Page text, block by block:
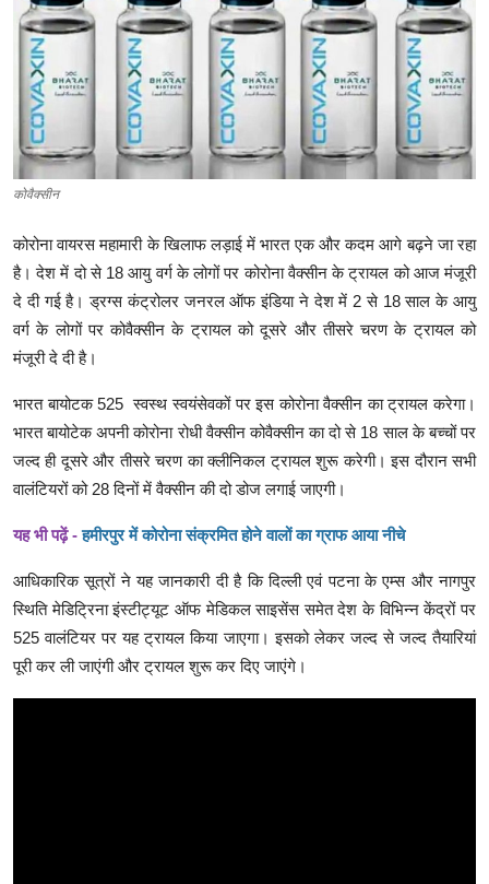
मनोरंजन
गैलरी
कोवैक्सीन
कोरोना वायरस महामारी के खिलाफ लड़ाई में भारत एक और कदम आगे बढ़ने जा रहा
है। देश में दो से 18 आयु वर्ग के लोगों पर कोरोना वैक्सीन के ट्रायल को आज मंजूरी
दे दी गई है। ड्रग्स कंट्रोलर जनरल ऑफ इंडिया ने देश में 2 से 18 साल के आयु
वर्ग के लोगों पर कोवैक्सीन के ट्रायल को दूसरे और तीसरे चरण के ट्रायल को
मंजूरी दे दी है।
भारत बायोटक 525 स्वस्थ स्वयंसेवकों पर इस कोरोना वैक्सीन का ट्रायल करेगा।
भारत बायोटेक अपनी कोरोना रोधी वैक्सीन कोवैक्सीन का दो से 18 साल के बच्चों पर
जल्द ही दूसरे और तीसरे चरण का क्लीनिकल ट्रायल शुरू करेगी। इस दौरान सभी
वालंटियरों को 28 दिनों में वैक्सीन की दो डोज लगाई जाएगी।
यह भीपढ़ें -हमीरपुर में कोरोना संक्रमित होने वालों का ग्राफ आया नीचे
आधिकारिक सूत्रों ने यह जानकारी दी है कि दिल्ली एवं पटना के एम्स और नागपुर
स्थिति मेडिट्रिना इंस्टीट्यूट ऑफ मेडिकल साइसेंस समेत देश के विभिन्न केंद्रों पर
525 वालंटियर पर यह ट्रायल किया जाएगा। इसको लेकर जल्द से जल्द तैयारियां
पूरी कर ली जाएंगी और ट्रायल शुरू कर दिए जाएंगे।